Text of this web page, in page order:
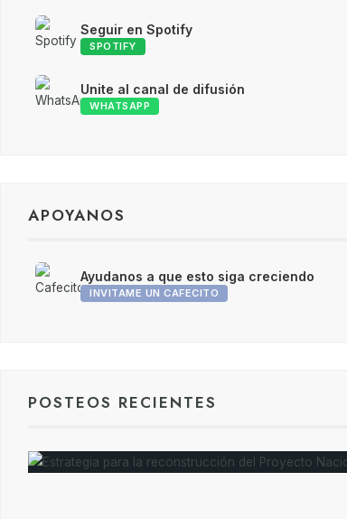
Seguir en Spotify
SPOTIFY
Unite al canal de difusión
WHATSAPP
APOYANOS
Ayudanos a que esto siga creciendo
INVITAME UN CAFECITO
POSTEOS RECIENTES